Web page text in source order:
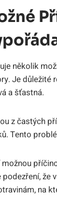
několik
Je důležité
a šťastná.
z častých
Tento
možnou
podezření, že
na